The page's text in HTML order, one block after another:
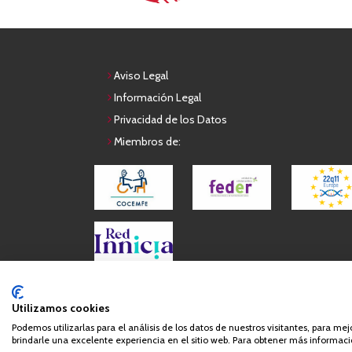
Aviso Legal
Información Legal
Privacidad de los Datos
Miembros de:
Queda prohibida de forma expresa la copia,
Utilizamos cookies
Podemos utilizarlas para el análisis de los datos de nuestros visitantes, para
brindarle una excelente experiencia en el sitio web. Para obtener más